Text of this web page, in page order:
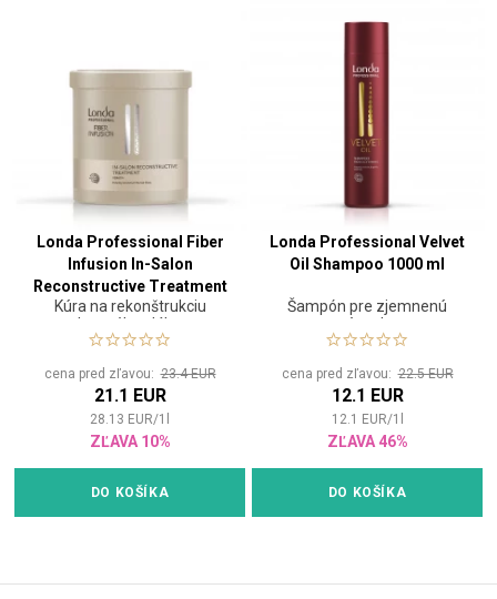
Londa Professional Fiber
Infusion In-Salon
Reconstructive Treatment
750 ml
Kúra na rekonštrukciu
vlasového vlákna
cena pred zľavou:23.4 EUR
21.1 EUR
28.13 EUR/1
ZĽAVA 10%
DO KOŠÍKA
Londa Professional Velvet
Oil Shampoo 1000 ml
Šampón pre zjemnenú
textúru vlasov
cena pred zľavou:22.5 EUR
12.1 EUR
12.1 EUR/1
ZĽAVA 46%
DO KOŠÍKA